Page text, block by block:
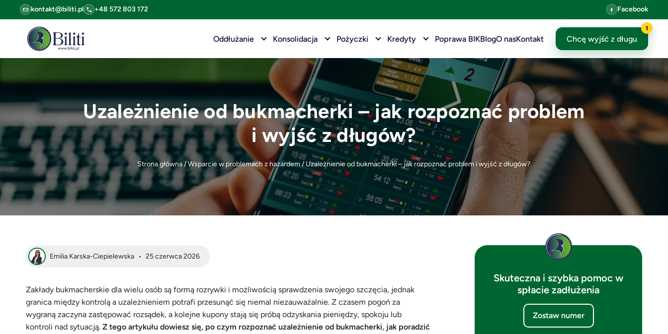
kontakt@biliti.pl +48 572 803 172 Facebook
Oddłużanie Konsolidacja Pożyczki Kredyty Poprawa BIKBlogO nasKontakt Chcę wyjść z długu
1
Uzależnienie od bukmacherki – jak rozpoznać problem
i wyjść z długów?
Strona główna/Wsparcie w problemach z hazardem/ Uzależnienie od bukmacherki – jak rozpoznać problem i wyjść z długów?
Emilia Karska-Ciepielewska • 25 czerwca 2026
Zakłady bukmacherskie dla wielu osób są formą rozrywki i możliwością sprawdzenia swojego szczęcia, jednak
granica między kontrolą a uzależnieniem potrafi przesunąć się niemal niezauważalnie. Z czasem pogoń za
wygraną zaczyna zastępować rozsądek, a kolejne kupony stają się próbą odzyskania pieniędzy, spokoju lub
kontroli nad sytuacją. Z tego artykułu dowiesz się, po czym rozpoznać uzależnienie od bukmacherki, jak poradzić
Skuteczna i szybka pomoc w
spłacie zadłużenia
Zostaw numer